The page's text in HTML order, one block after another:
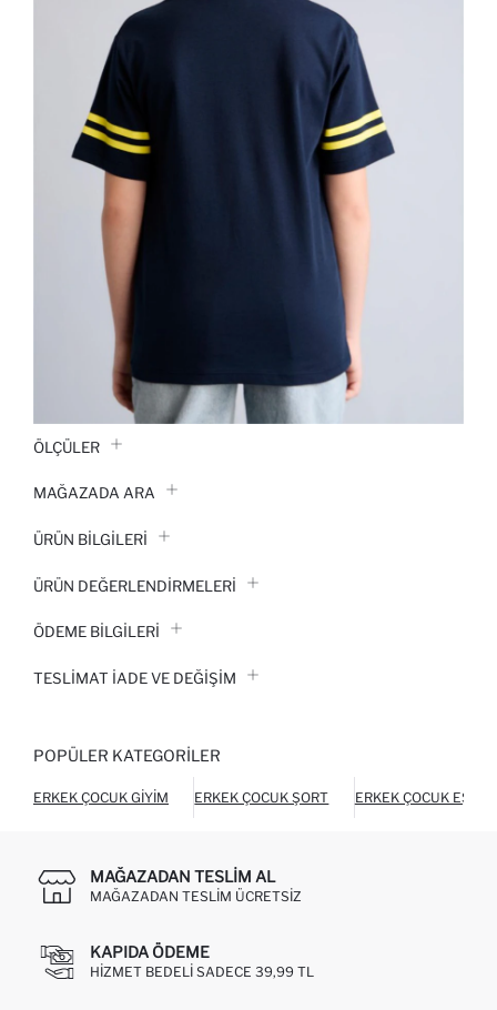
ÖLÇÜLER
MAĞAZADA ARA
ÜRÜN BILGILERI
ÜRÜN DEĞERLENDİRMELERİ
ÖDEME BİLGİLERİ
TESLIMAT İADE VE DEĞIŞIM
POPÜLER KATEGORILER
ERKEK ÇOCUK GIYIM ERKEK ÇOCUK ŞORT ERKEK ÇOCUK
MAĞAZADAN TESLIM AL
MAĞAZADAN TESLIM ÜCRETSIZ
KAPIDA ÖDEME
HIZMET BEDELI SADECE 39,99 TL